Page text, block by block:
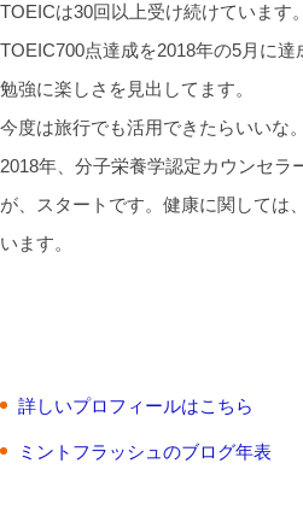
TOEICは30回以上受け続けています
TOEIC700点達成を2018年の5月に
勉強に楽しさを見出してます。
今度は旅行でも活用できたらいいな。
2018年、分子栄養学認定カウンセラ
が、スタートです。健康に関しては
います。
詳しいプロフィールはこちら
ミントフラッシュのブログ年表